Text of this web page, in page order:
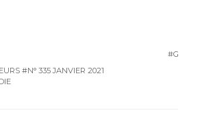
#N° 335 JANVIER 2021